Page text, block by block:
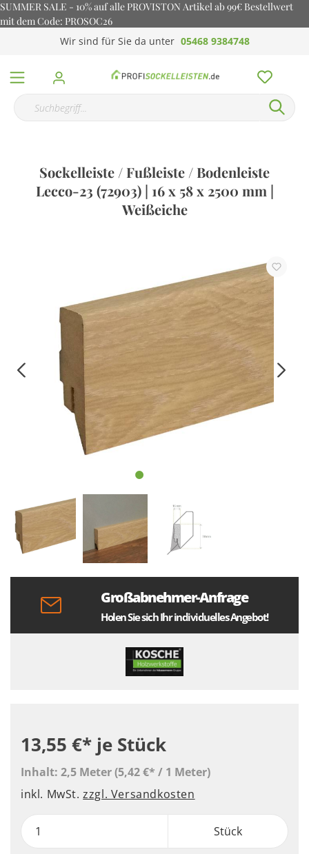
SUMMER SALE - 10% auf alle PROVISTON Artikel ab 99€ Bestellwert
mit dem Code: PROSOC26
Wir sind für Sie da unter 05468 9384748
Sockelleiste / Fußleiste / Bodenleiste
Lecco-23 (72903) | 16 x 58 x 2500 mm |
Weißeiche
Großabnehmer-Anfrage
Holen Sie sich Ihr individuelles Angebot!
13,55 €* je Stück
Inhalt: 2,5 Meter(5,42 €* / 1 Meter)
inkl. MwSt.zzgl. Versandkosten
Stück